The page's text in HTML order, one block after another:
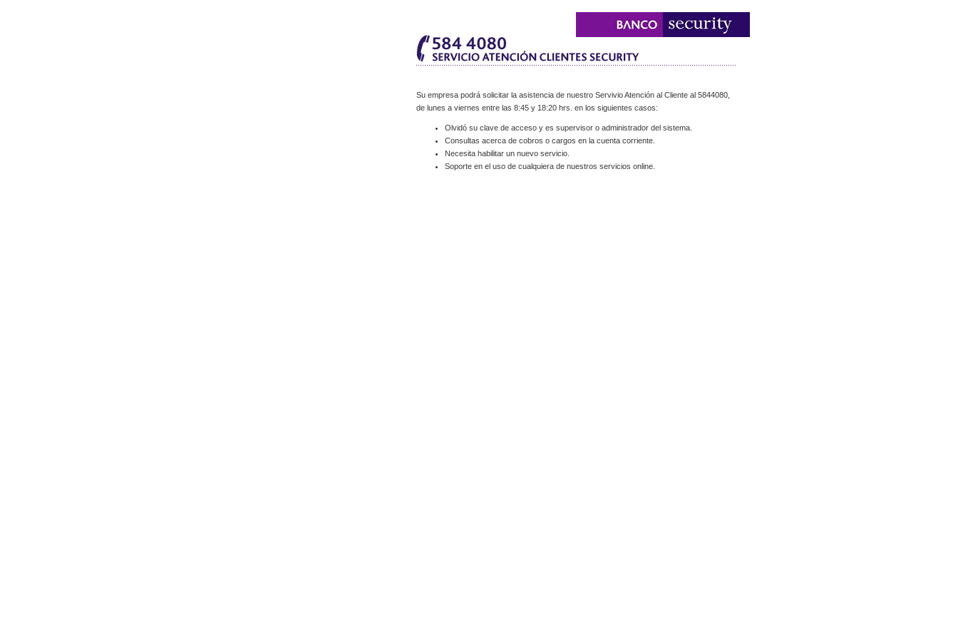
Su empresa podrá solicitar la asistencia de nuestro Servivio Atención al Cliente al 5844080,
de lunes a viernes entre las 8:45 y 18:20 hrs. en los siguientes casos:
Olvidó su clave de acceso y es supervisor o administrador del sistema.
Consultas acerca de cobros o cargos en la cuenta corriente.
Necesita habilitar un nuevo servicio.
Soporte en el uso de cualquiera de nuestros servicios online.